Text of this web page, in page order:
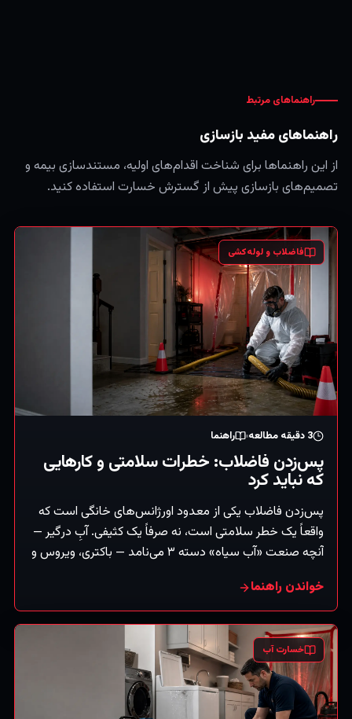
راهنماهای مرتبط
راهنماهای مفید بازسازی
از این راهنماها برای شناخت اقدام‌های اولیه، مستندسازی بیمه و
تصمیم‌های بازسازی پیش از گسترش خسارت استفاده کنید.
فاضلاب و لوله‌کشی
3 دقیقه مطالعه راهنما
پس‌زدن فاضلاب: خطرات سلامتی و کارهایی
که نباید کرد
پس‌زدن فاضلاب یکی از معدود اورژانس‌های خانگی است که
واقعاً یک خطر سلامتی است، نه صرفاً یک کثیفی. آبِ درگیر —
آنچه صنعت «آب سیاه» دسته ۳ می‌نامد — باکتری، ویروس و
فهرست «کارهایی که نباید کرد» به‌اندازه پاکسازی مهم است.
(اطلاعات عمومی، نه توصیه پزشکی — برای هر مواجهه یا
نگرانی سلامتی با پزشک تماس بگیرید.)
خواندن راهنما
خسارت آب